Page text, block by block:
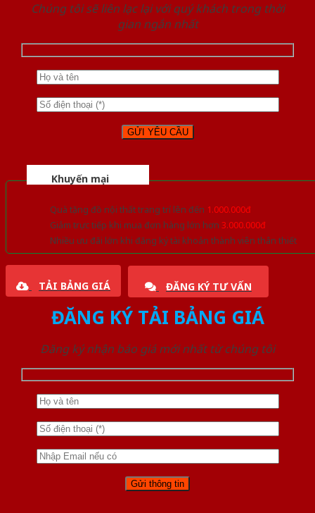
Chúng tôi sẽ liên lạc lại với quý khách trong thời
gian ngắn nhất
Khuyến mại
Quà tặng đồ nội thất trang trí lên đến 1.000.000đ
Giảm trực tiếp khi mua đơn hàng lớn hơn 3.000.000đ
Nhiều ưu đãi lớn khi đăng ký tài khoản thành viên thân thiết
TẢI BẢNG GIÁ ĐĂNG KÝ TƯ VẤN
ĐĂNG KÝ TẢI BẢNG GIÁ
Đăng ký nhận báo giá mới nhất từ chúng tôi